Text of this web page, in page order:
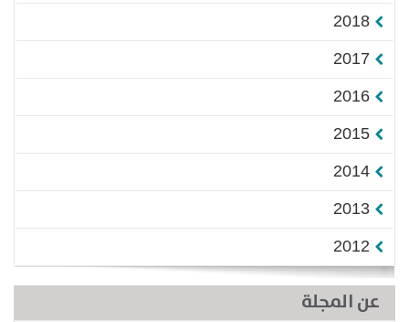
2018
2017
2016
2015
2014
2013
2012
عن المجلة